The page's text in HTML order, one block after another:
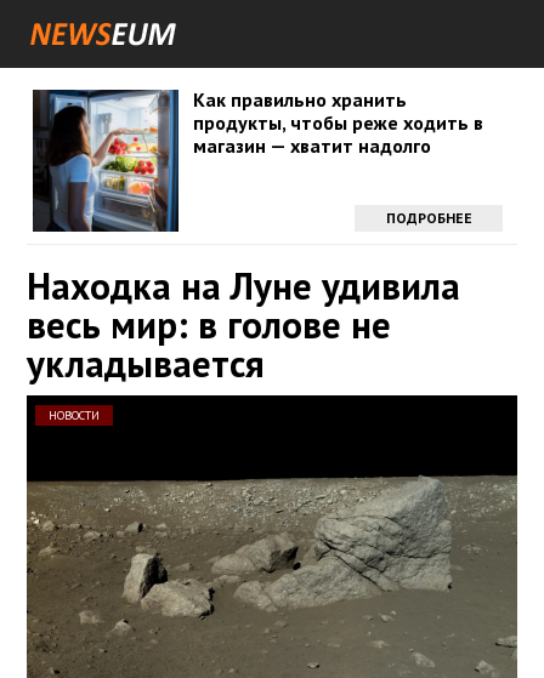
Как правильно хранить
продукты, чтобы реже ходить в
магазин — хватит надолго
ПОДРОБНЕЕ
Находка на Луне удивила
весь мир: в голове не
укладывается
НОВОСТИ